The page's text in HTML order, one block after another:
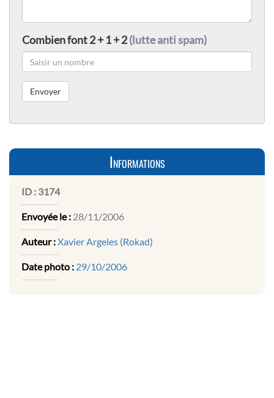
Combien font 2 + 1 + 2(lutte anti spam)
Informations
ID : 3174
Envoyée le : 28/11/2006
Auteur :Xavier Argeles (Rokad)
Date photo : 29/10/2006